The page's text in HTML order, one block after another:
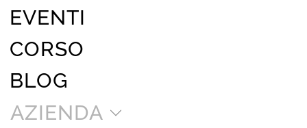
EVENTI
CORSO
BLOG
AZIENDA